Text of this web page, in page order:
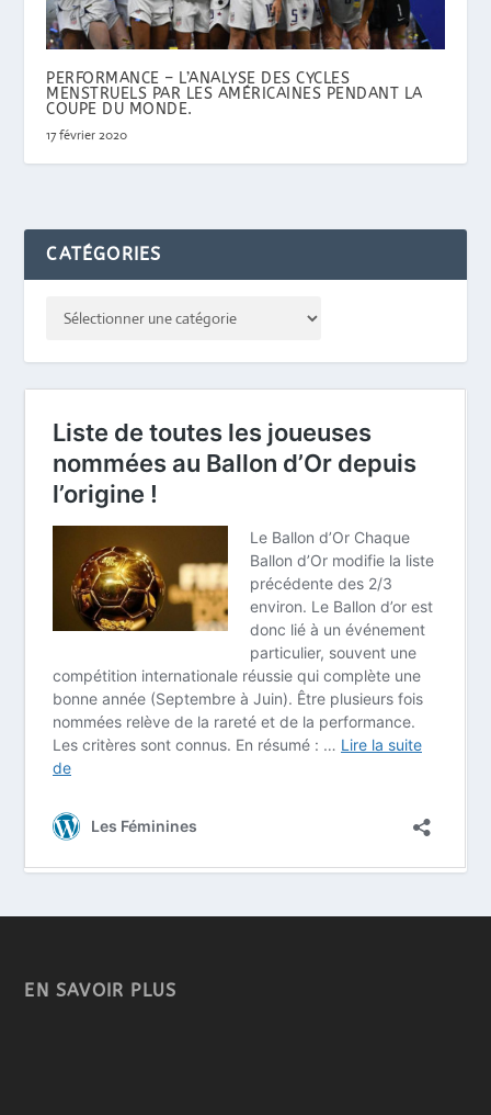
PERFORMANCE – L’ANALYSE DES CYCLES
MENSTRUELS PAR LES AMÉRICAINES PENDANT LA
COUPE DU MONDE.
17 février 2020
CATÉGORIES
EN SAVOIR PLUS